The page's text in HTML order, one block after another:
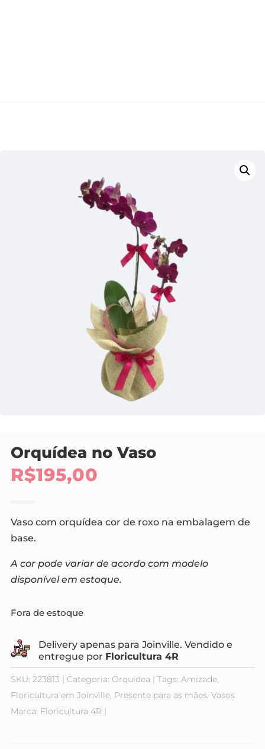
Orquídea no Vaso
R$195,00
Vaso com orquídea cor de roxo na embalagem de
base.
A cor pode variar de acordo com modelo
disponível em estoque.
Fora de estoque
Delivery apenas para Joinville. Vendido e
entregue por Floricultura 4R
SKU: 223813 Categoria: Orquídea Tags: Amizade,
Floricultura em Joinville, Presente para as mães, Vasos
Marca: Floricultura 4R